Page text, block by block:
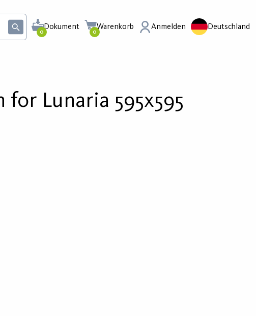
0
Dokument
0
Warenkorb Anmelden Deutschland
for Lunaria 595x595